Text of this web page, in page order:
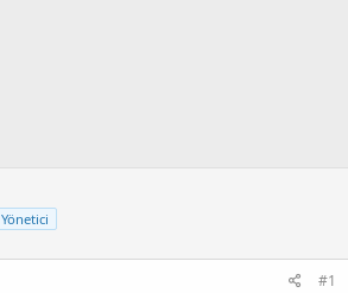
Yönetici
#1